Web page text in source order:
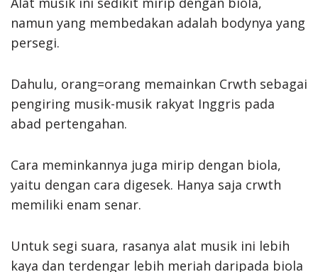
namun yang membedakan adalah bodynya yang
persegi.
Dahulu, orang=orang memainkan Crwth sebagai
pengiring musik-musik rakyat Inggris pada
abad pertengahan.
Cara meminkannya juga mirip dengan biola,
yaitu dengan cara digesek. Hanya saja crwth
memiliki enam senar.
Untuk segi suara, rasanya alat musik ini lebih
kaya dan terdengar lebih meriah daripada biola